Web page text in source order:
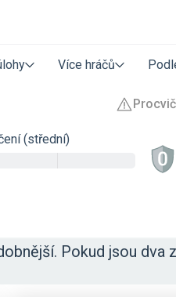
Více hráčů
(střední)
Pokud jsou dva